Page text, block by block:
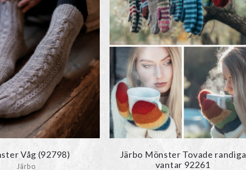
Våg (92798)
Järbo
Järbo Mönster Tovade randiga
vantar 92261